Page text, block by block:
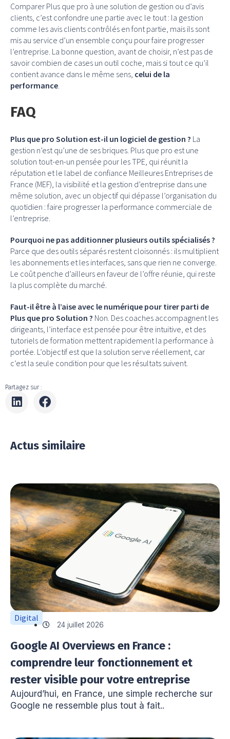
Comparer Plus que pro à une solution de gestion ou d’avis
clients, c’est confondre une partie avec le tout : la gestion
comme les avis clients contrôlés en font partie, mais ils sont
mis au service d’un ensemble conçu pour faire progresser
l’entreprise. La bonne question, avant de choisir, n’est pas de
savoir combien de cases un outil coche, mais si tout ce qu’il
contient avance dans le même sens, celui de la
performance
FAQ
Plus que pro Solution est-il un logiciel de gestion ? La
gestion n’est qu’une de ses briques. Plus que pro est une
solution tout-en-un pensée pour les TPE, qui réunit la
réputation et le label de confiance Meilleures Entreprises de
France (MEF), la visibilité et la gestion d’entreprise dans une
même solution, avec un objectif qui dépasse l’organisation du
quotidien : faire progresser la performance commerciale de
l’entreprise.
Pourquoi ne pas additionner plusieurs outils spécialisés ?
Parce que des outils séparés restent cloisonnés : ils multiplient
les abonnements et les interfaces, sans que rien ne converge.
Le coût penche d’ailleurs en faveur de l’offre réunie, qui reste
la plus complète du marché.
Faut-il être à l’aise avec le numérique pour tirer parti de
Plus que pro Solution ? Non. Des coaches accompagnent les
dirigeants, l’interface est pensée pour être intuitive, et des
tutoriels de formation mettent rapidement la performance à
portée. L’objectif est que la solution serve réellement, car
c’est la seule condition pour que les résultats suivent.
Partagez sur :
Actus similaire
Digital
24 juillet 2026
Google AI Overviews en France :
comprendre leur fonctionnement et
rester visible pour votre entreprise
Aujourd’hui, en France, une simple recherche sur
Google ne ressemble plus tout à fait..